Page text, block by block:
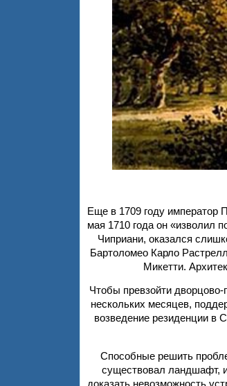
Еще в 1709 году император
мая 1710 года он «изволил
Чиприани, оказался
Бартоломео Карло
Микетти.
Чтобы превзойти
нескольких месяцев,
возведение резиденции в
Способные решить
существовал ландшафт,